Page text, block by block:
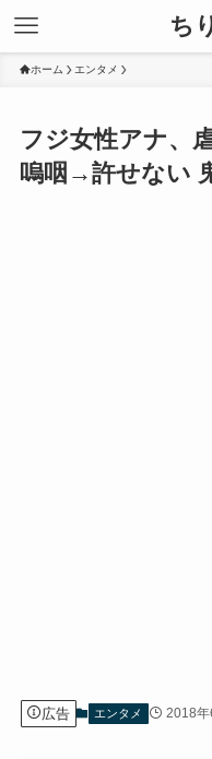
ち
ホーム エンタメ
フジ女性アナ、
嗚咽→許せない
広告 エンタメ 2018年